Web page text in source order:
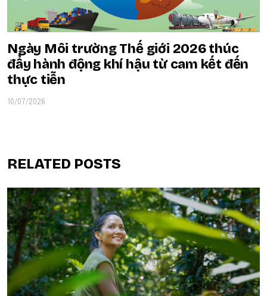
Ngày Môi trường Thế giới 2026 thúc
đẩy hành động khí hậu từ cam kết đến
thực tiễn
10/07/2026
RELATED POSTS